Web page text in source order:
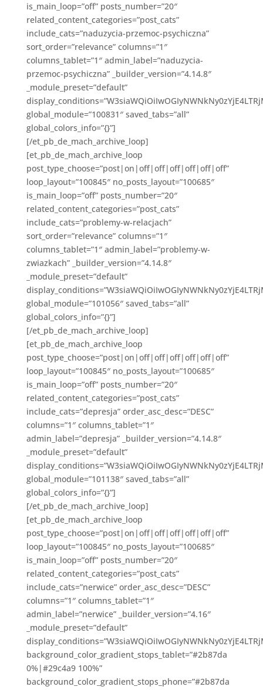
is_main_loop=”off” posts_number=”20″
related_content_categories=”post_cats”
include_cats=”naduzycia-przemoc-psychiczna”
sort_order=”relevance” columns=”1″
columns_tablet=”1″ admin_label=”naduzycia-
przemoc-psychiczna” _builder_version=”4.14.8″
_module_preset=”default”
global_module=”100831″ saved_tabs=”all”
global_colors_info=”{}”]
[/et_pb_de_mach_archive_loop]
[et_pb_de_mach_archive_loop
post_type_choose=”post|on|off|off|off|off|off|off”
loop_layout=”100845″ no_posts_layout=”100685″
is_main_loop=”off” posts_number=”20″
related_content_categories=”post_cats”
include_cats=”problemy-w-relacjach”
sort_order=”relevance” columns=”1″
columns_tablet=”1″ admin_label=”problemy-w-
zwiazkach” _builder_version=”4.14.8″
_module_preset=”default”
global_module=”101056″ saved_tabs=”all”
global_colors_info=”{}”]
[/et_pb_de_mach_archive_loop]
[et_pb_de_mach_archive_loop
post_type_choose=”post|on|off|off|off|off|off|off”
loop_layout=”100845″ no_posts_layout=”100685″
is_main_loop=”off” posts_number=”20″
related_content_categories=”post_cats”
include_cats=”depresja” order_asc_desc=”DESC”
columns=”1″ columns_tablet=”1″
admin_label=”depresja” _builder_version=”4.14.8″
_module_preset=”default”
global_module=”101138″ saved_tabs=”all”
global_colors_info=”{}”]
[/et_pb_de_mach_archive_loop]
[et_pb_de_mach_archive_loop
post_type_choose=”post|on|off|off|off|off|off|off”
loop_layout=”100845″ no_posts_layout=”100685″
is_main_loop=”off” posts_number=”20″
related_content_categories=”post_cats”
include_cats=”nerwice” order_asc_desc=”DESC”
columns=”1″ columns_tablet=”1″
admin_label=”nerwice” _builder_version=”4.16″
_module_preset=”default”
background_color_gradient_stops_tablet=”#2b87da
0%|#29c4a9 100%”
background_color_gradient_stops_phone=”#2b87da